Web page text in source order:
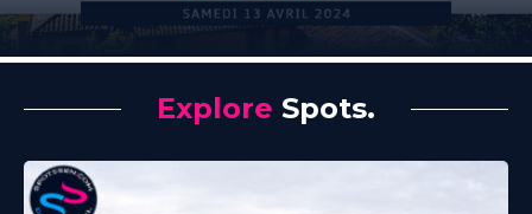
Explore Spots.